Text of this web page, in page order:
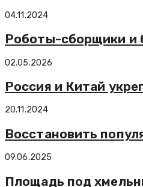
04.11.2024
Роботы-сборщики и
02.05.2026
Россия и Китай
20.11.2024
Восстановить
09.06.2025
Площадь под